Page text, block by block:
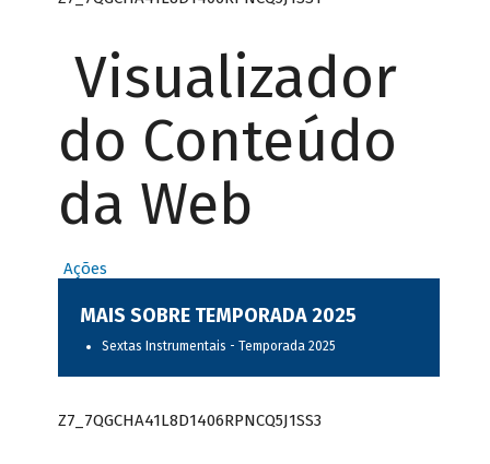
Visualizador
do Conteúdo
da Web
Ações
MAIS SOBRE TEMPORADA 2025
Sextas Instrumentais - Temporada 2025
Z7_7QGCHA41L8D1406RPNCQ5J1SS3